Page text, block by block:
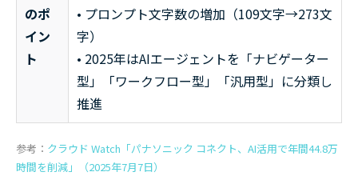
のポ
イン
ト
• プロンプト文字数の増加（109文字→273文
字）
• 2025年はAIエージェントを「ナビゲーター
型」「ワークフロー型」「汎用型」に分類し
推進
参考： クラウド Watch「パナソニック コネクト、AI活用で年間44.8万
時間を削減」（2025年7月7日）